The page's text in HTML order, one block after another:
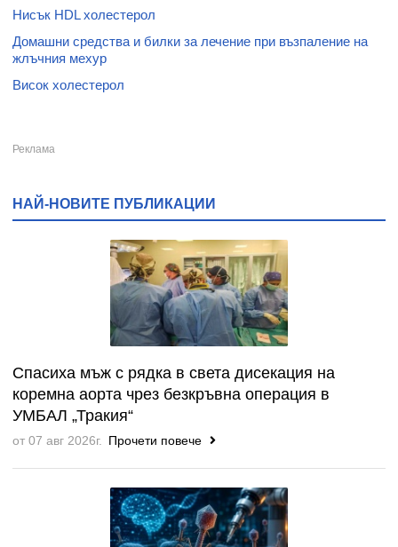
Нисък HDL холестерол
Домашни средства и билки за лечение при възпаление на
жлъчния мехур
Висок холестерол
НАЙ-НОВИТЕ ПУБЛИКАЦИИ
Спасиха мъж с рядка в света дисекация на
коремна аорта чрез безкръвна операция в
УМБАЛ „Тракия“
от 07 авг 2026г. Прочети повече